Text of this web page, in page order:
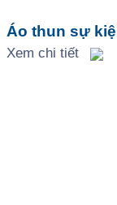
Áo thun sự
phục – Áo
Xem chi tiết